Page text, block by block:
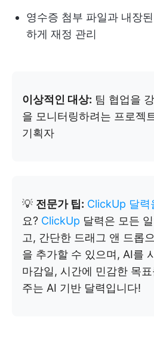
영수증 첨부 파일과 내장
하게 재정 관리
이상적인 대상: 팀 협업을
을 모니터링하려는 프로젝
기획자
💡 전문가 팁: ClickUp 달력
요? ClickUp 달력은 모든
고, 간단한 드래그 앤 드롭
을 추가할 수 있으며, AI를
마감일, 시간에 민감한 목
주는 AI 기반 달력입니다!